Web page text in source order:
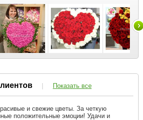
| Показать все
и свежие цветы. За четкую
положительные эмоции! Удачи и